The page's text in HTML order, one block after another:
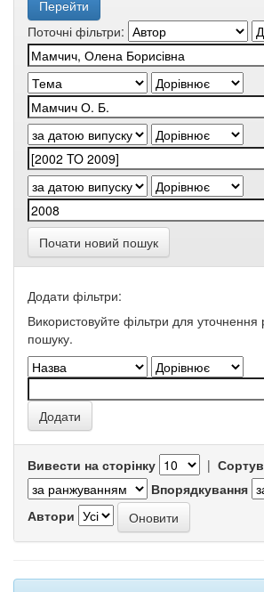
Поточні фільтри:
Почати новий пошук
Додати фільтри:
Використовуйте фільтри для уточнення
пошуку.
Вивести на сторінку |
Впорядкування
Автори